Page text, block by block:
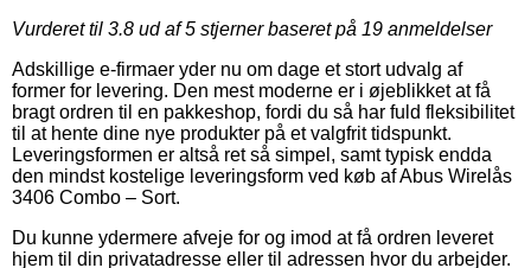
Vurderet til 3.8 ud af 5 stjerner baseret på 19 anmeldelser
Adskillige e-firmaer yder nu om dage et stort udvalg af
former for levering. Den mest moderne er i øjeblikket at få
bragt ordren til en pakkeshop, fordi du så har fuld fleksibilitet
til at hente dine nye produkter på et valgfrit tidspunkt.
Leveringsformen er altså ret så simpel, samt typisk endda
den mindst kostelige leveringsform ved køb af Abus Wirelås
3406 Combo – Sort.
Du kunne ydermere afveje for og imod at få ordren leveret
hjem til din privatadresse eller til adressen hvor du arbejder.